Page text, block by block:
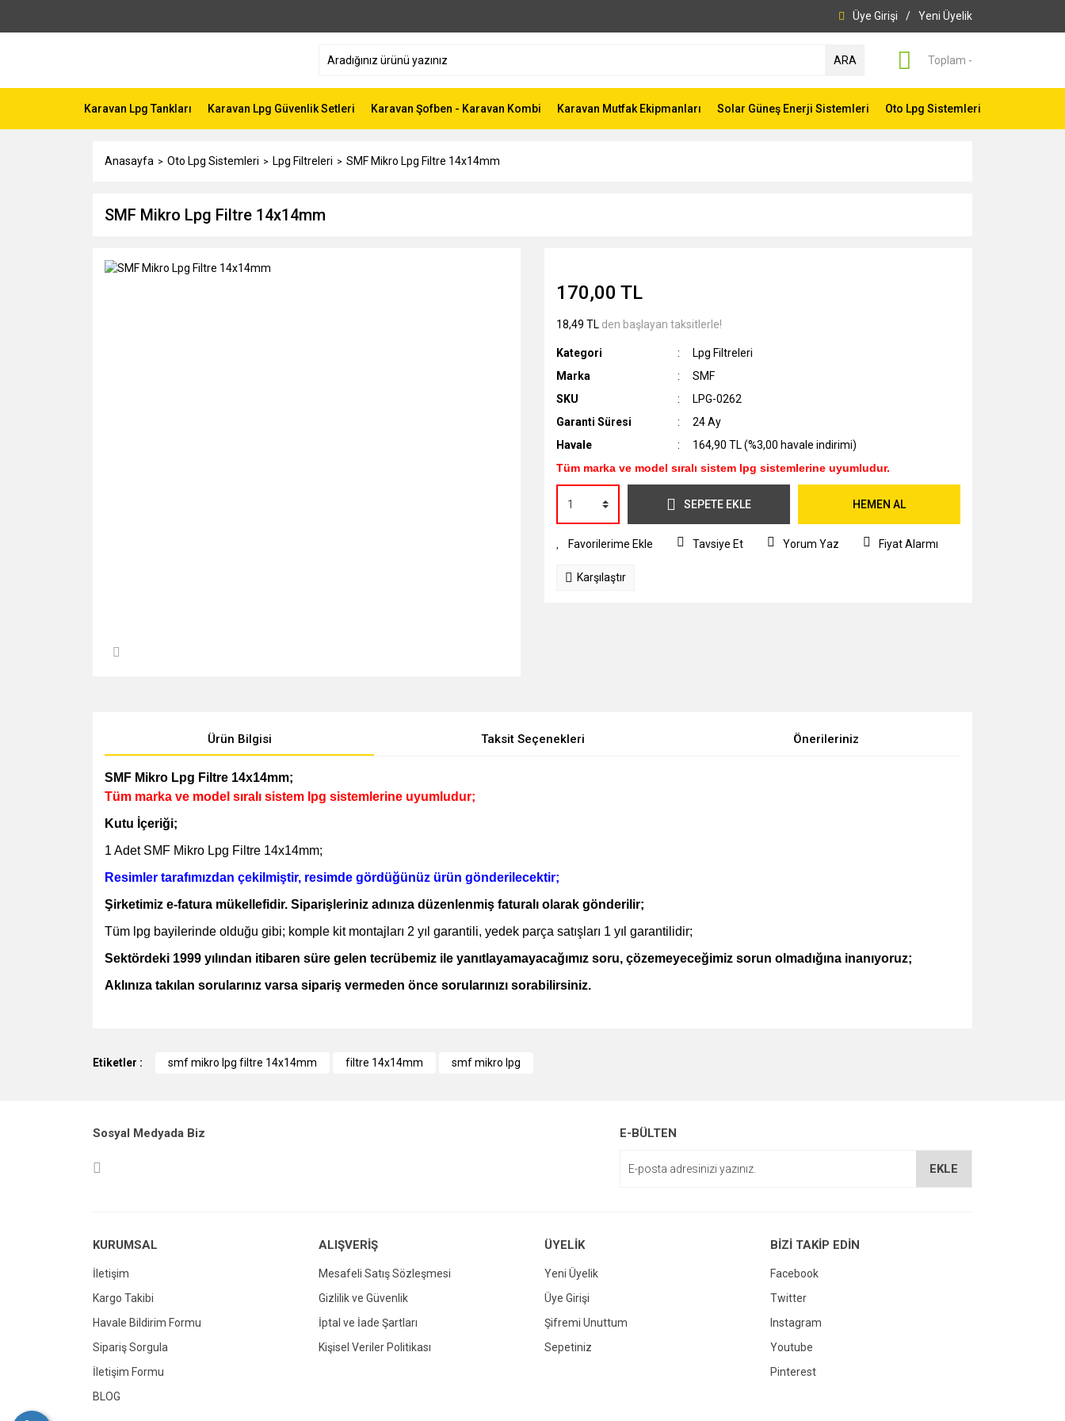
Üye Girişi / Yeni Üyelik
ARA Toplam -
Karavan Lpg Tankları Karavan Lpg Güvenlik Setleri Karavan Şofben - Karavan Kombi Karavan Mutfak Ekipmanları Solar Güneş Enerji Sistemleri Oto Lpg Sistemleri
Anasayfa Oto Lpg Sistemleri Lpg Filtreleri SMF Mikro Lpg Filtre 14x14mm
SMF Mikro Lpg Filtre 14x14mm
170,00 TL
18,49 TL den başlayan taksitlerle!
Kategori
Lpg Filtreleri
Marka
SMF
SKU
LPG-0262
Garanti Süresi
24 Ay
Havale
164,90 TL (%3,00 havale indirimi)
Tüm marka ve model sıralı sistem lpg sistemlerine uyumludur.
SEPETE EKLE HEMEN AL
Tavsiye Et Yorum Yaz Fiyat Alarmı
Karşılaştır
Ürün Bilgisi Taksit Seçenekleri Önerileriniz
SMF Mikro Lpg Filtre 14x14mm;
Tüm marka ve model sıralı sistem lpg sistemlerine uyumludur;
Kutu İçeriği;
1 Adet SMF Mikro Lpg Filtre 14x14mm;
Resimler tarafımızdan çekilmiştir, resimde gördüğünüz ürün gönderilecektir;
Şirketimiz e-fatura mükellefidir. Siparişleriniz adınıza düzenlenmiş faturalı olarak gönderilir;
Tüm lpg bayilerinde olduğu gibi; komple kit montajları 2 yıl garantili, yedek parça satışları 1 yıl garantilidir;
Sektördeki 1999 yılından itibaren süre gelen tecrübemiz ile yanıtlayamayacağımız soru, çözemeyeceğimiz sorun olmadığına inanıyoruz;
Aklınıza takılan sorularınız varsa sipariş vermeden önce sorularınızı sorabilirsiniz.
Ürün bilgilerinde hatalar bulunuyor.
Gönder
Etiketler : smf mikro lpg filtre 14x14mm filtre 14x14mm smf mikro lpg
Sosyal Medyada Biz E-BÜLTEN
EKLE
KURUMSAL
İletişim
Kargo Takibi
Havale Bildirim Formu
Sipariş Sorgula
İletişim Formu
BLOG
ALIŞVERİŞ
Mesafeli Satış Sözleşmesi
Gizlilik ve Güvenlik
İptal ve İade Şartları
Kişisel Veriler Politikası
ÜYELİK
Yeni Üyelik
Üye Girişi
Şifremi Unuttum
Sepetiniz
BİZİ TAKİP EDİN
Facebook
Twitter
Instagram
Youtube
Pinterest